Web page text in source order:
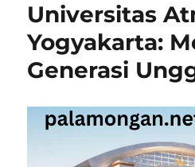
Universitas
Yogyakarta:
Generasi